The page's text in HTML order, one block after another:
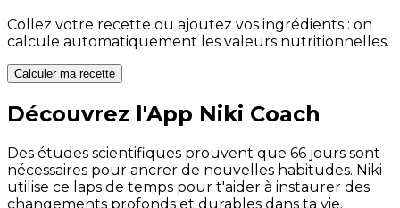
Collez votre recette ou ajoutez vos ingrédients : on
calcule automatiquement les valeurs nutritionnelles.
Calculer ma recette
Découvrez l'App Niki Coach
Des études scientifiques prouvent que 66 jours sont
nécessaires pour ancrer de nouvelles habitudes. Niki
utilise ce laps de temps pour t'aider à instaurer des
changements profonds et durables dans ta vie.